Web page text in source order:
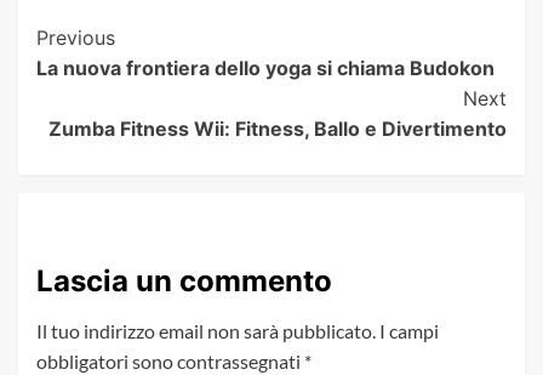
Post
Navigation
Previous
La nuova frontiera dello yoga si chiama Budokon
Next
Zumba Fitness Wii: Fitness, Ballo e Divertimento
Lascia un commento
Il tuo indirizzo email non sarà pubblicato. I campi
obbligatori sono contrassegnati *